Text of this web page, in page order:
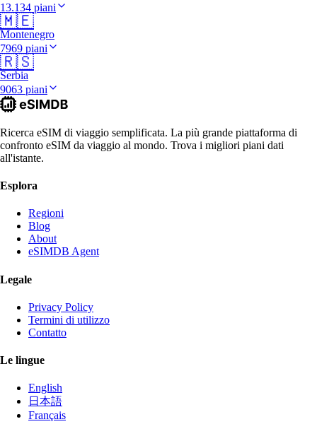
13.134 piani
🇲🇪
Montenegro
7969 piani
🇷🇸
Serbia
9063 piani
Ricerca eSIM di viaggio semplificata. La più grande piattaforma di
confronto eSIM da viaggio al mondo. Trova i migliori piani dati
all'istante.
Esplora
Regioni
Blog
About
eSIMDB Agent
Legale
Privacy Policy
Termini di utilizzo
Contatto
Le lingue
English
日本語
Français